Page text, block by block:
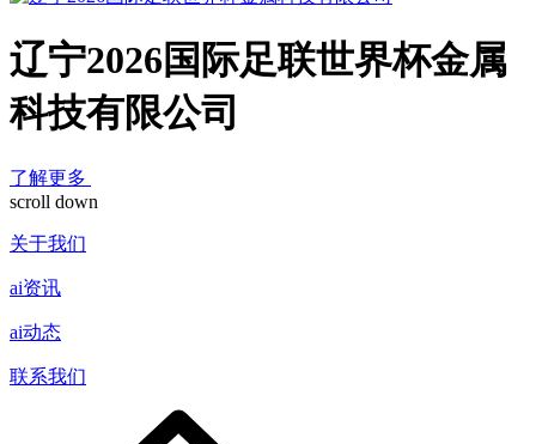
辽宁2026国际足联世界杯金属
科技有限公司
了解更多
scroll down
关于我们
ai资讯
ai动态
联系我们